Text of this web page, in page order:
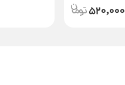
520,000